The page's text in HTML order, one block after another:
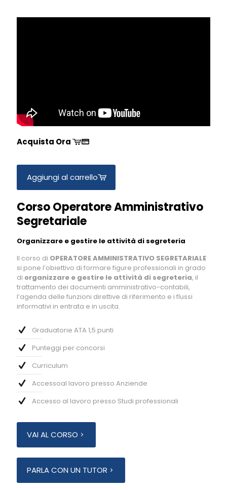
Acquista Ora
Aggiungi al carrello
Corso Operatore Amministrativo
Segretariale
Organizzare e gestire le attività di segreteria
Il corso di OPERATORE AMMINISTRATIVO SEGRETARIALE
si pone l’obiettivo di formare figure professionali in grado
di organizzare e gestire le attività di segreteria, il
trattamento dei documenti amministrativo-contabili,
l’agenda delle funzioni direttive di riferimento e i flussi
informativi in entrata e in uscita.
Graduatorie ATA 1,5 punti
Punteggi per concorsi
Curriculum
Accessoal lavoro presso Anziende
Accesso al lavoro presso Studi professionali
VAI AL CORSO
PARLA CON UN TUTOR